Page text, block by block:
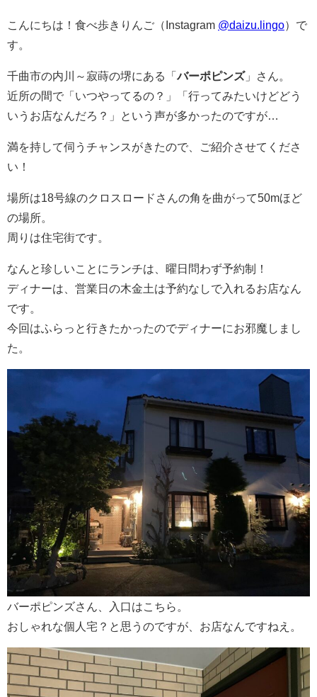
こんにちは！食べ歩きりんご（Instagram @daizu.lingo）で
す。
千曲市の内川～寂蒔の堺にある「バーポピンズ」さん。
近所の間で「いつやってるの？」「行ってみたいけどどう
いうお店なんだろ？」という声が多かったのですが…
満を持して伺うチャンスがきたので、ご紹介させてくださ
い！
場所は18号線のクロスロードさんの角を曲がって50mほど
の場所。
周りは住宅街です。
なんと珍しいことにランチは、曜日問わず予約制！
ディナーは、営業日の木金土は予約なしで入れるお店なん
です。
今回はふらっと行きたかったのでディナーにお邪魔しまし
た。
バーポピンズさん、入口はこちら。
おしゃれな個人宅？と思うのですが、お店なんですねえ。